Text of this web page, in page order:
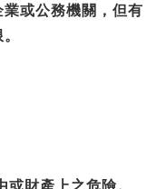
或公務機關，但有
財產上之危險。